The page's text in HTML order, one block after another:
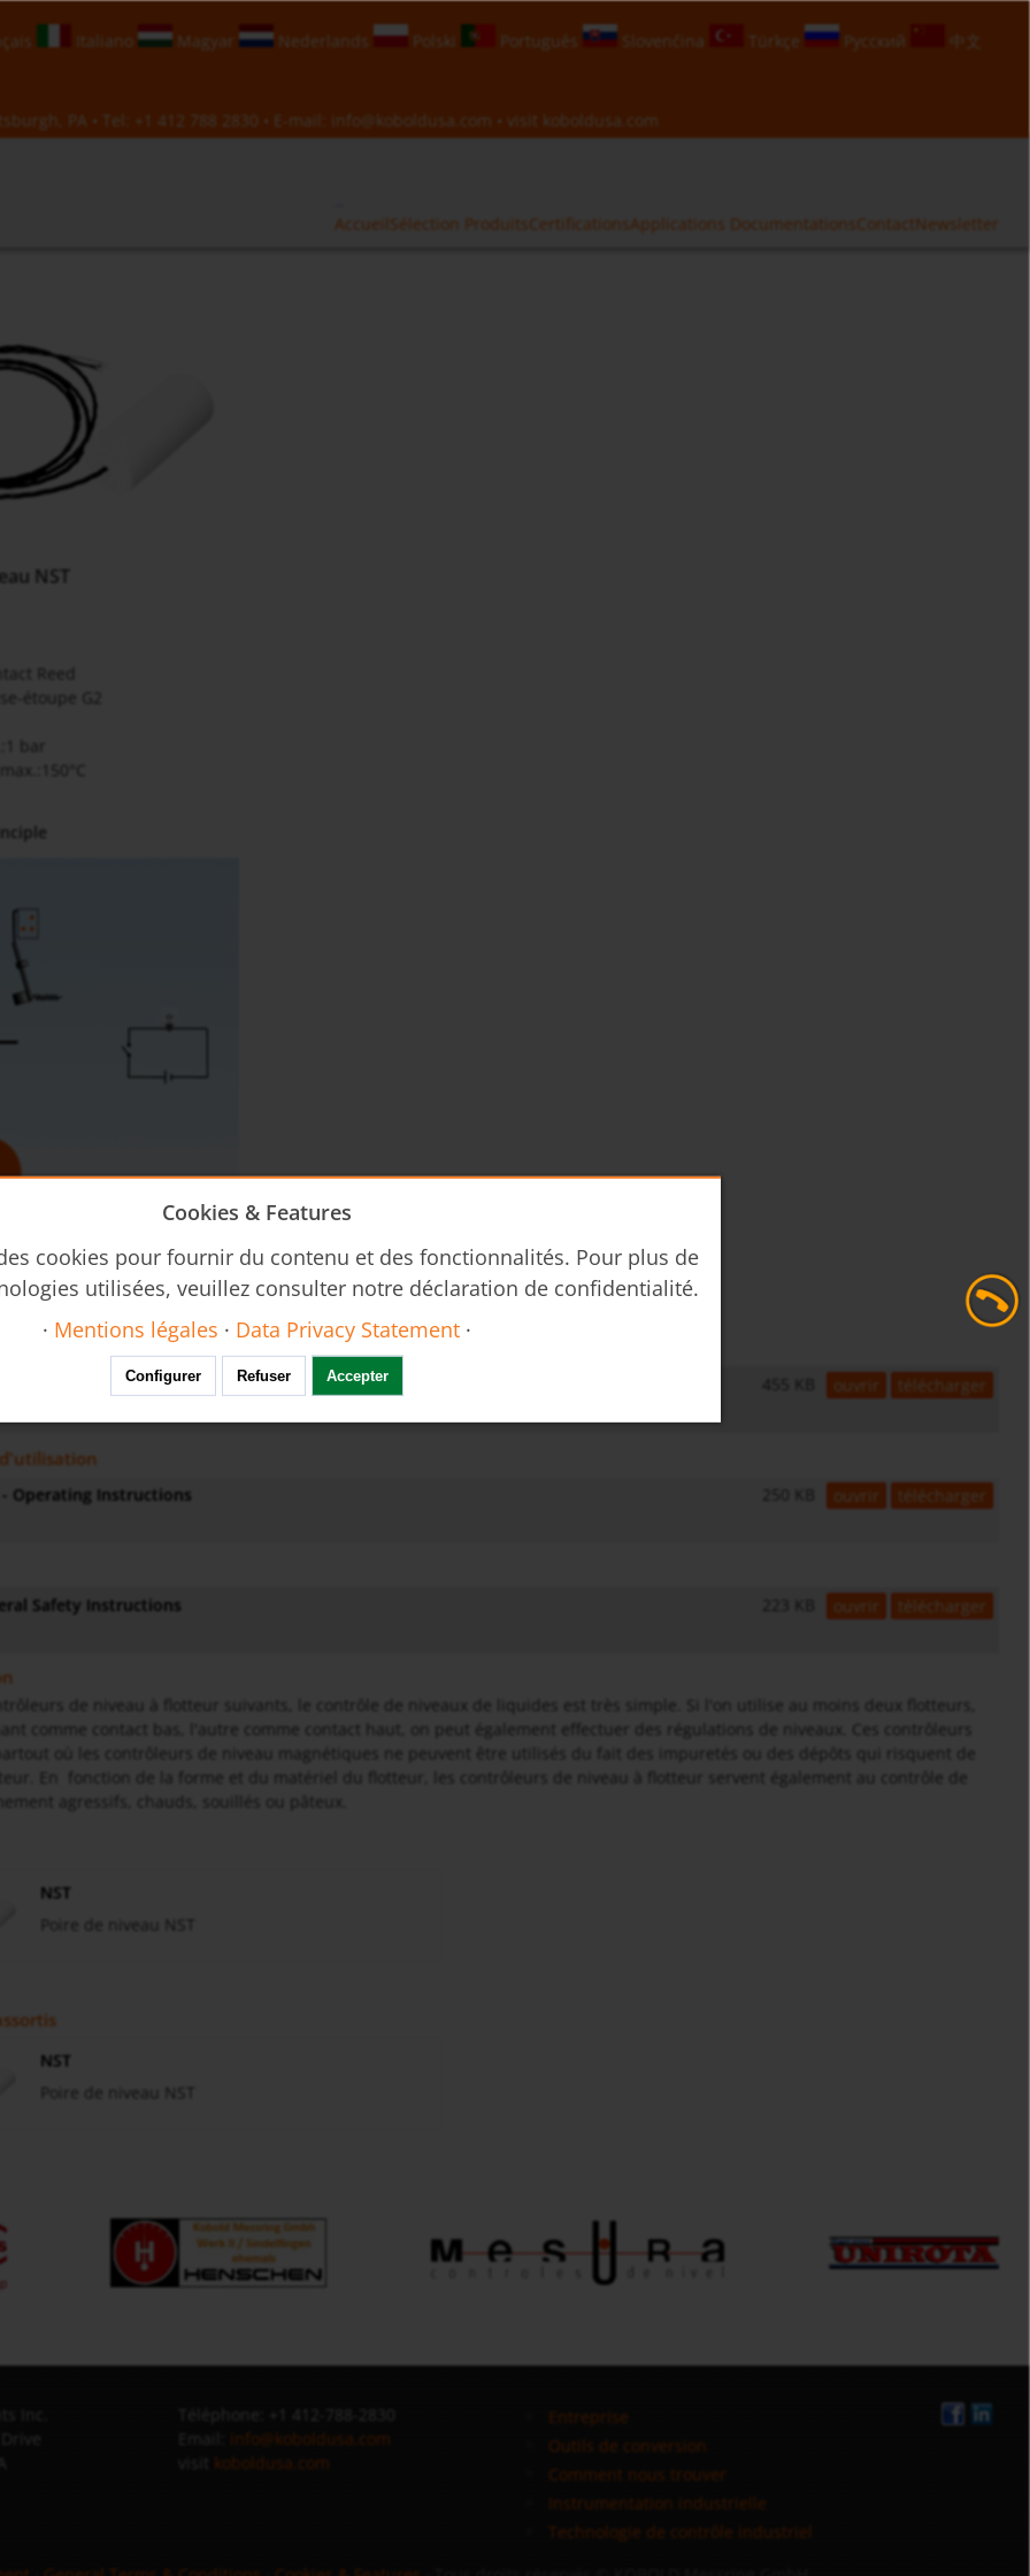
Italiano Magyar Nederlands Polski Português Slovenčina Türkçe Русский
中文
PA • Tel: +1 412 788 2830 • E-mail: info@koboldusa.com • visit koboldusa.com
Accueil Sélection Produits CertificationsApplications Documentations ContactNewsletter
NST
bar
nsp-nab-nst-nse-fr-niveau 455 KB ouvrir télécharger
- Operating Instructions 250 KB ouvrir télécharger
Safety Instructions 223 KB ouvrir télécharger
de niveau à flotteur suivants, le contrôle de niveaux de liquides est très simple. Si l'on utilise au moins deux flotteurs,
comme contact bas, l'autre comme contact haut, on peut également effectuer des régulations de niveaux. Ces contrôleurs
où les contrôleurs de niveau magnétiques ne peuvent être utilisés du fait des impuretés ou des dépôts qui risquent de
En fonction de la forme et du matériel du flotteur, les contrôleurs de niveau à flotteur servent également au contrôle de
agressifs, chauds, souillés ou pâteux.
NST
Poire de niveau NST
NST
Poire de niveau NST
info@koboldusa.com
koboldusa.com
Entreprise
Outils de conversion
Comment nous trouver
Instrumentation industrielle
Technologie de contrôle industriel
Cookies & Features
cookies pour fournir du contenu et des fonctionnalités. Pour plus de
utilisées, veuillez consulter notre déclaration de confidentialité.
· Mentions légales · Data Privacy Statement ·
Configurer Refuser Accepter